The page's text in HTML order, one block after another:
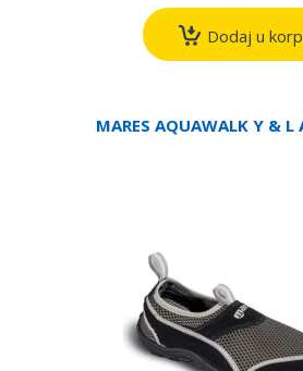
Dodaj u
MARES AQUAWALK Y &